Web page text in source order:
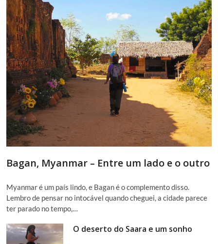
Bagan, Myanmar – Entre um lado e o outro
Myanmar é um país lindo, e Bagan é o complemento disso.
Lembro de pensar no intocável quando cheguei, a cidade parece
ter parado no tempo,…
O deserto do Saara e um sonho